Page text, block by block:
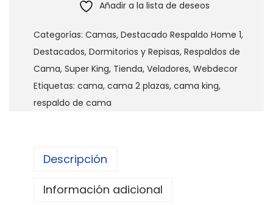
o
a
Añadir a la lista de deseos
Categorías: Camas, Destacado Respaldo Home 1,
Destacados, Dormitorios y Repisas, Respaldos de
Cama, Super King, Tienda, Veladores, Webdecor
Etiquetas: cama, cama 2 plazas, cama king,
respaldo de cama
Descripción
Información adicional